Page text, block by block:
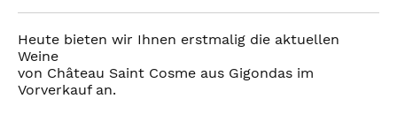
Heute bieten wir Ihnen erstmalig die aktuellen
Weine
von Château Saint Cosme aus Gigondas im
Vorverkauf an.